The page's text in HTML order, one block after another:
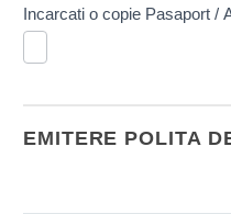
Incarcati o copie Pasaport /
EMITERE POLITA